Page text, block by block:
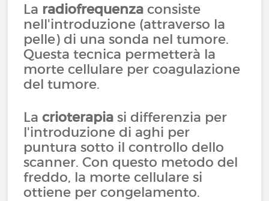
La radiofrequenza consiste
nell'introduzione (attraverso la
pelle) di una sonda nel tumore.
Questa tecnica permetterà la
morte cellulare per coagulazione
del tumore.
Lacrioterapia si differenzia per
l'introduzione di aghi per
puntura sotto il controllo dello
scanner. Con questo metodo del
freddo, la morte cellulare si
ottiene per congelamento.